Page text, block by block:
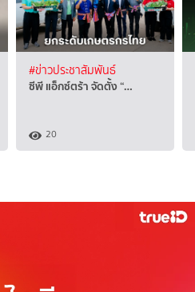
#ข่าวประชาสัมพันธ์
ซีพี แอ็กซ์ตร้า จัดตั้ง “…
20